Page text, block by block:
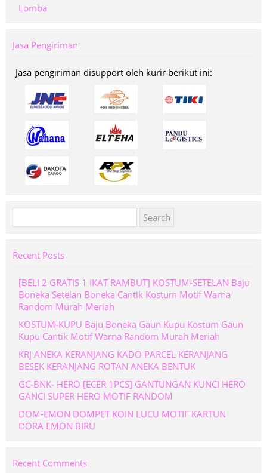
Lomba
Jasa Pengiriman
Jasa pengiriman disupport oleh kurir berikut ini:
for:
Recent Posts
[BELI 2 GRATIS 1 IKAT RAMBUT] KOSTUM-SETELAN Baju
Boneka Setelan Boneka Cantik Kostum Motif Warna
Random Murah Meriah
KOSTUM-KUPU Baju Boneka Gaun Kupu Kostum Gaun
Kupu Cantik Motif Warna Random Murah Meriah
KRJ ANEKA KERANJANG KADO PARCEL KERANJANG
BESEK KERANJANG ROTAN ANEKA BENTUK
GC-BNK- HERO [ECER 1PCS] GANTUNGAN KUNCI HERO
GANCI SUPER HERO MOTIF RANDOM
DOM-EMON DOMPET KOIN LUCU MOTIF KARTUN
DORA EMON BIRU
Recent Comments